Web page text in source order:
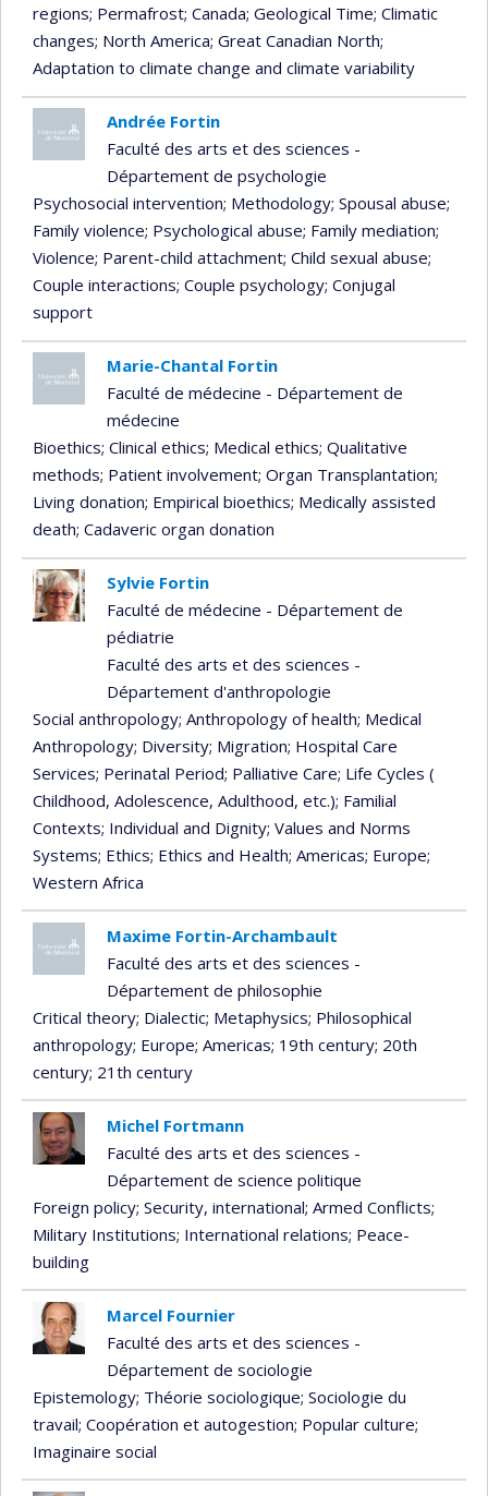
regions; Permafrost; Canada; Geological Time; Climatic
changes; North America; Great Canadian North;
Adaptation to climate change and climate variability
Andrée Fortin
Faculté des arts et des sciences -
Département de psychologie
Psychosocial intervention; Methodology; Spousal abuse;
Family violence; Psychological abuse; Family mediation;
Violence; Parent-child attachment; Child sexual abuse;
Couple interactions; Couple psychology; Conjugal
support
Marie-Chantal Fortin
Faculté de médecine - Département de
médecine
Bioethics; Clinical ethics; Medical ethics; Qualitative
methods; Patient involvement; Organ Transplantation;
Living donation; Empirical bioethics; Medically assisted
death; Cadaveric organ donation
Sylvie Fortin
Faculté de médecine - Département de
pédiatrie
Faculté des arts et des sciences -
Département d'anthropologie
Social anthropology; Anthropology of health; Medical
Anthropology; Diversity; Migration; Hospital Care
Services; Perinatal Period; Palliative Care; Life Cycles (
Childhood, Adolescence, Adulthood, etc.); Familial
Contexts; Individual and Dignity; Values and Norms
Systems; Ethics; Ethics and Health; Americas; Europe;
Western Africa
Maxime Fortin-Archambault
Faculté des arts et des sciences -
Département de philosophie
Critical theory; Dialectic; Metaphysics; Philosophical
anthropology; Europe; Americas; 19th century; 20th
century; 21th century
Michel Fortmann
Faculté des arts et des sciences -
Département de science politique
Foreign policy; Security, international; Armed Conflicts;
Military Institutions; International relations; Peace-
building
Marcel Fournier
Faculté des arts et des sciences -
Département de sociologie
Epistemology; Théorie sociologique; Sociologie du
travail; Coopération et autogestion; Popular culture;
Imaginaire social